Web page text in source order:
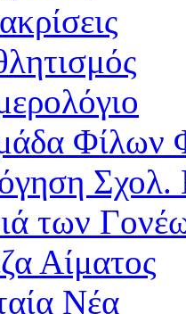
Φίλων
των
Αίματος
Νέα